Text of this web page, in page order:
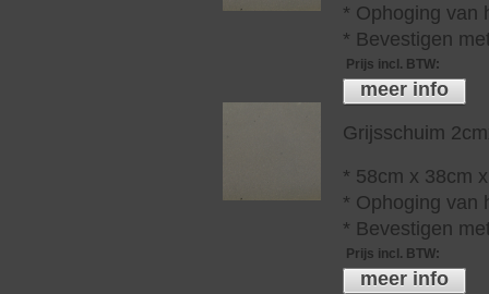
* Ophoging van
* Bevestigen
Prijs incl. BTW:
meer info
Grijsschuim
* 58cm x 38cm
* Ophoging van
* Bevestigen
Prijs incl. BTW:
meer info